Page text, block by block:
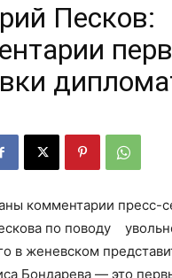
Песков:
комментарии пресс-
по поводу
в женевском
Бондарева — это